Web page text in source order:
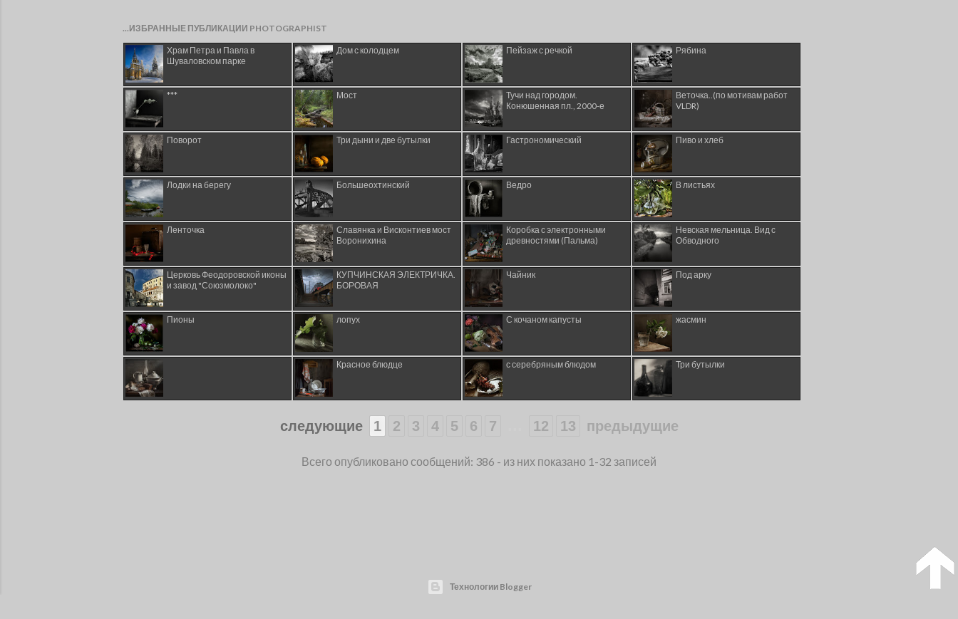
...ИЗБРАННЫЕ ПУБЛИКАЦИИ PHOTOGRAPHIST
Храм Петра и Павла в
Шуваловском парке
Дом с колодцем Пейзаж с речкой Рябина
*** Мост
Тучи над городом.
Конюшенная пл., 2000-е
Веточка..(по мотивам работ
VLDR)
Поворот Три дыни и две бутылки Гастрономический Пиво и хлеб
Лодки на берегу Большеохтинский Ведро В листьях
Ленточка
Славянка и Висконтиев мост
Воронихина
Коробка с электронными
древностями (Пальма)
Невская мельница. Вид с
Обводного
Церковь Феодоровской иконы
и завод "Союзмолоко"
КУПЧИНСКАЯ ЭЛЕКТРИЧКА.
БОРОВАЯ
Чайник Под арку
Пионы лопух С кочаном капусты жасмин
Красное блюдце с серебряным блюдом Три бутылки
следующие 1 2 3 4 5 6 7 12 13 предыдущие
Всего опубликовано сообщений: 386 - из них показано 1-32 записей
Технологии Blogger